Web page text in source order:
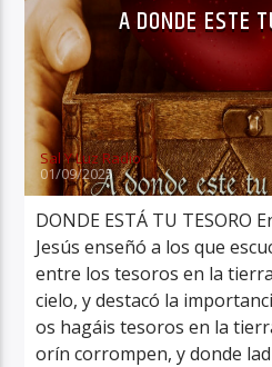
A DONDE ESTE
Sal Y Luz Radio
01/09/2025
DONDE ESTÁ TU TESORO
Jesús enseñó a los que
entre los tesoros en la
cielo, y destacó la
os hagáis tesoros en la
orín corrompen, y donde